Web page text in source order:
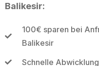
Balikesir:
100€ sparen bei
Balikesir
Schnelle